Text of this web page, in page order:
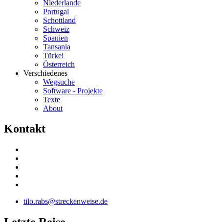
Niederlande
Portugal
Schottland
Schweiz
Spanien
Tansania
Türkei
Österreich
Verschiedenes
Wegsuche
Software - Projekte
Texte
About
Kontakt
tilo.rabs@streckenweise.de